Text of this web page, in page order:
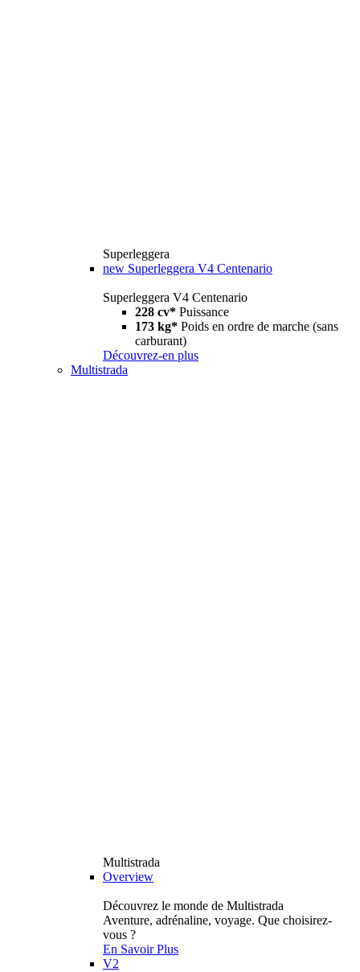
Superleggera
new Superleggera V4 Centenario
Superleggera V4 Centenario
228 cv* Puissance
173 kg* Poids en ordre de marche (sans
carburant)
Découvrez-en plus
Multistrada
Multistrada
Overview
Découvrez le monde de Multistrada
Aventure, adrénaline, voyage. Que choisirez-
vous ?
En Savoir Plus
V2